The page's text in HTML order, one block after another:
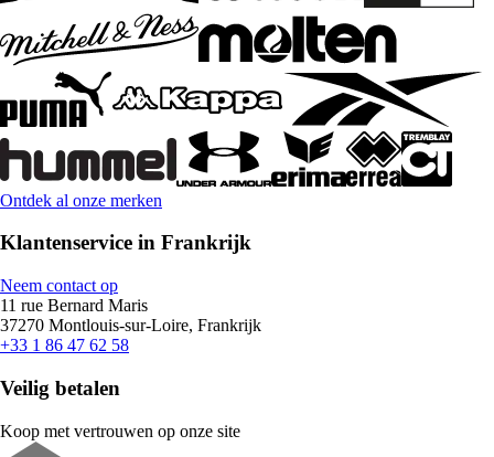
Ontdek al onze merken
Klantenservice in Frankrijk
Neem contact op
11 rue Bernard Maris
37270 Montlouis-sur-Loire, Frankrijk
+33 1 86 47 62 58
Veilig betalen
Koop met vertrouwen op onze site